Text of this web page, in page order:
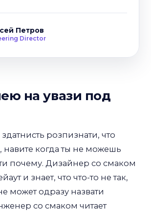
Петров
Director
на увази под
здатнисть розпизнати, что
когда ты не можешь
почему. Дизайнер со смаком
и знает, что что-то не так,
может одразу назвати
со смаком читает